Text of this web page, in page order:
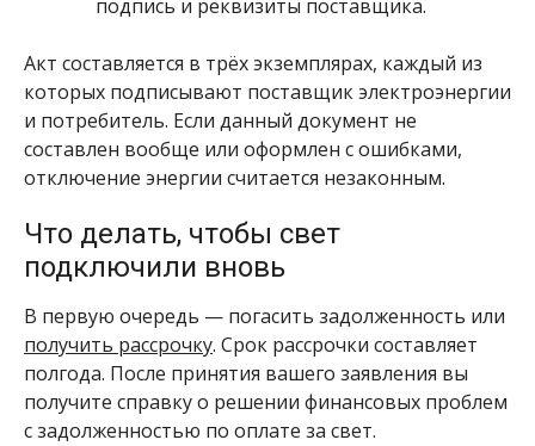
подпись и реквизиты поставщика.
Акт составляется в трёх экземплярах, каждый из
которых подписывают поставщик электроэнергии
и потребитель. Если данный документ не
составлен вообще или оформлен с ошибками,
отключение энергии считается незаконным.
Что делать, чтобы свет
подключили вновь
В первую очередь — погасить задолженность или
получить рассрочку. Срок рассрочки составляет
полгода. После принятия вашего заявления вы
получите справку о решении финансовых проблем
с задолженностью по оплате за свет.